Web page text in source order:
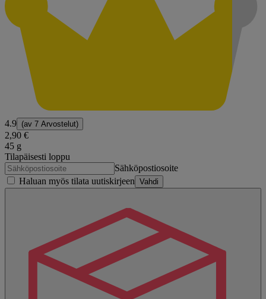
4.9 (av 7 Arvostelut)
2,90 €
45 g
Tilapäisesti loppu
Sähköpostiosoite
Haluan myös tilata uutiskirjeen Vahdi